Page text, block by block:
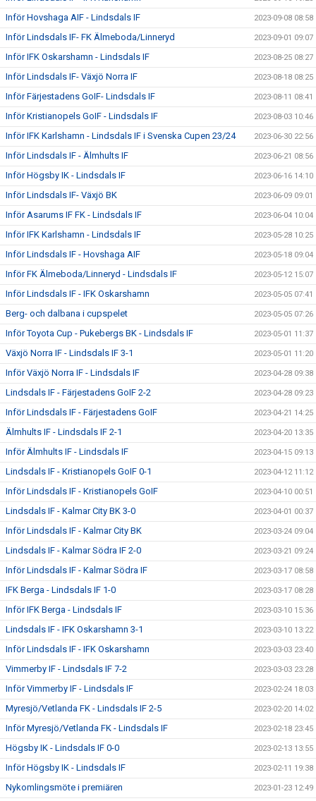
Inför Hovshaga AIF - Lindsdals IF 2023-09-08 08:58
Inför Lindsdals IF- FK Älmeboda/Linneryd 2023-09-01 09:07
Inför IFK Oskarshamn - Lindsdals IF 2023-08-25 08:27
Inför Lindsdals IF- Växjö Norra IF 2023-08-18 08:25
Inför Färjestadens GoIF- Lindsdals IF 2023-08-11 08:41
Inför Kristianopels GoIF - Lindsdals IF 2023-08-03 10:46
Inför IFK Karlshamn - Lindsdals IF i Svenska Cupen 23/24 2023-06-30 22:56
Inför Lindsdals IF - Älmhults IF 2023-06-21 08:56
Inför Högsby IK - Lindsdals IF 2023-06-16 14:10
Inför Lindsdals IF- Växjö BK 2023-06-09 09:01
Inför Asarums IF FK - Lindsdals IF 2023-06-04 10:04
Inför IFK Karlshamn - Lindsdals IF 2023-05-28 10:25
Inför Lindsdals IF - Hovshaga AIF 2023-05-18 09:04
Inför FK Älmeboda/Linneryd - Lindsdals IF 2023-05-12 15:07
Inför Lindsdals IF - IFK Oskarshamn 2023-05-05 07:41
Berg- och dalbana i cupspelet 2023-05-05 07:26
Inför Toyota Cup - Pukebergs BK - Lindsdals IF 2023-05-01 11:37
Växjö Norra IF - Lindsdals IF 3-1 2023-05-01 11:20
Inför Växjö Norra IF - Lindsdals IF 2023-04-28 09:38
Lindsdals IF - Färjestadens GoIF 2-2 2023-04-28 09:23
Inför Lindsdals IF - Färjestadens GoIF 2023-04-21 14:25
Älmhults IF - Lindsdals IF 2-1 2023-04-20 13:35
Inför Älmhults IF - Lindsdals IF 2023-04-15 09:13
Lindsdals IF - Kristianopels GoIF 0-1 2023-04-12 11:12
Inför Lindsdals IF - Kristianopels GoIF 2023-04-10 00:51
Lindsdals IF - Kalmar City BK 3-0 2023-04-01 00:37
Inför Lindsdals IF - Kalmar City BK 2023-03-24 09:04
Lindsdals IF - Kalmar Södra IF 2-0 2023-03-21 09:24
Inför Lindsdals IF - Kalmar Södra IF 2023-03-17 08:58
IFK Berga - Lindsdals IF 1-0 2023-03-17 08:28
Inför IFK Berga - Lindsdals IF 2023-03-10 15:36
Lindsdals IF - IFK Oskarshamn 3-1 2023-03-10 13:22
Inför Lindsdals IF - IFK Oskarshamn 2023-03-03 23:40
Vimmerby IF - Lindsdals IF 7-2 2023-03-03 23:28
Inför Vimmerby IF - Lindsdals IF 2023-02-24 18:03
Myresjö/Vetlanda FK - Lindsdals IF 2-5 2023-02-20 14:02
Inför Myresjö/Vetlanda FK - Lindsdals IF 2023-02-18 23:45
Högsby IK - Lindsdals IF 0-0 2023-02-13 13:55
Inför Högsby IK - Lindsdals IF 2023-02-11 19:38
Nykomlingsmöte i premiären 2023-01-23 12:49